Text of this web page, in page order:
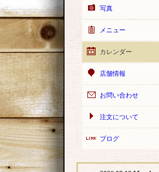
写真
メニュー
カレンダー
店舗情報
お問い合わせ
注文について
ブログ